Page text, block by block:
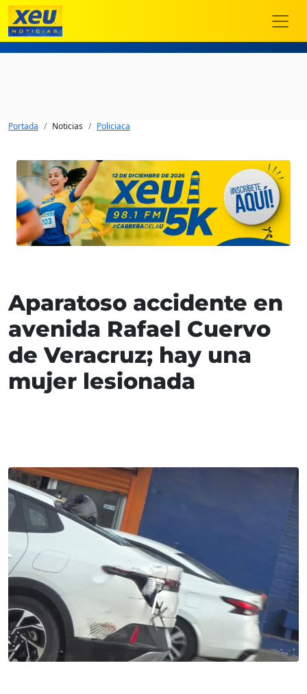
Portada Noticias Policiaca
Aparatoso accidente en
avenida Rafael Cuervo
de Veracruz; hay una
mujer lesionada